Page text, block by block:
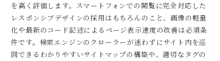
を高く評価します。スマートフォンでの閲覧に完全対応した
レスポンシブデザインの採用はもちろんのこと、画像の軽量
化や最新のコード記述によるページ表示速度の改善は必須条
件です。検索エンジンのクローラーが迷わずにサイト内を巡
回できるわかりやすいサイトマップの構築や、適切なタグの